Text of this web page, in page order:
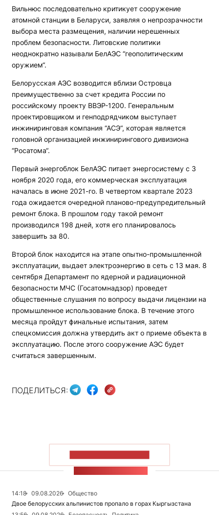
Вильнюс последовательно критикует сооружение
атомной станции в Беларуси, заявляя о непрозрачности
выбора места размещения, наличии нерешенных
проблем безопасности. Литовские политики
неоднократно называли БелАЭС “геополитическим
оружием“.
Белорусская АЭС возводится вблизи Островца
преимущественно за счет кредита России по
российскому проекту ВВЭР-1200. Генеральным
проектировщиком и генподрядчиком выступает
инжиниринговая компания “АСЭ“, которая является
головной организацией инжинирингового дивизиона
“Росатома“.
Первый энергоблок БелАЭС питает энергосистему с 3
ноября 2020 года, его коммерческая эксплуатация
началась в июне 2021-го. В четвертом квартале 2023
года ожидается очередной планово-предупредительный
ремонт блока. В прошлом году такой ремонт
производился 198 дней, хотя его планировалось
завершить за 80.
Второй блок находится на этапе опытно-промышленной
эксплуатации, выдает электроэнергию в сеть с 13 мая. 8
сентября Департамент по ядерной и радиационной
безопасности МЧС (Госатомнадзор) проведет
общественные слушания по вопросу выдачи лицензии на
промышленное использование блока. В течение этого
месяца пройдут финальные испытания, затем
спецкомиссия должна утвердить акт о приеме объекта в
эксплуатацию. После этого сооружение АЭС будет
считаться завершенным.
ПОДЕЛИТЬСЯ:
14:18 09.08.2026
Общество
Двое белорусских альпинистов пропало в горах Кыргызстана